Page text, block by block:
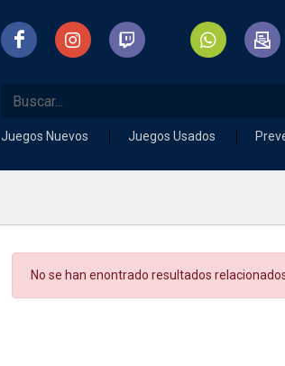
Juegos Nuevos Juegos Usados
No se han enontrado resultados